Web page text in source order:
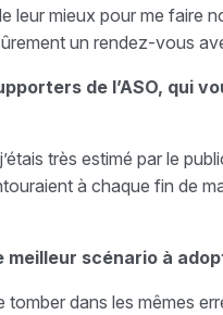
leur mieux pour me faire
un rendez-vous
de l’ASO, qui
très estimé par le
à chaque fin de
meilleur scénario à
dans les mêmes